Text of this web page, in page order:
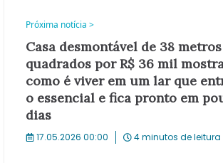
Próxima notícia >
Casa desmontável de 38 metros
quadrados por R$ 36 mil
como é viver em um lar que
o essencial e fica pronto em
dias
17.05.2026 00:00 4 minutos de leitura